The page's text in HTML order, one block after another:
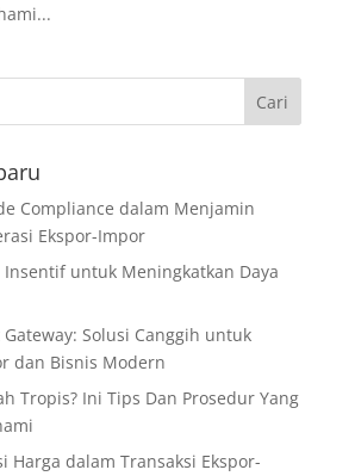
Compliance dalam Menjamin
Ekspor-Impor
Insentif untuk Meningkatkan Daya
Solusi Canggih untuk
dan Bisnis Modern
Tropis? Ini Tips Dan Prosedur Yang
Harga dalam Transaksi Ekspor-